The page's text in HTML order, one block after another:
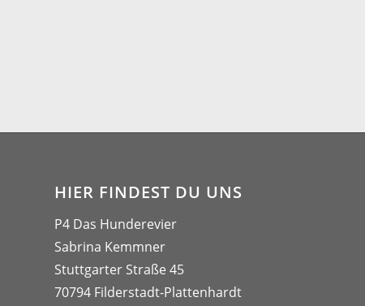
HIER FINDEST DU UNS
P4 Das Hunderevier
Sabrina Kemmner
Stuttgarter Straße 45
70794 Filderstadt-Plattenhardt